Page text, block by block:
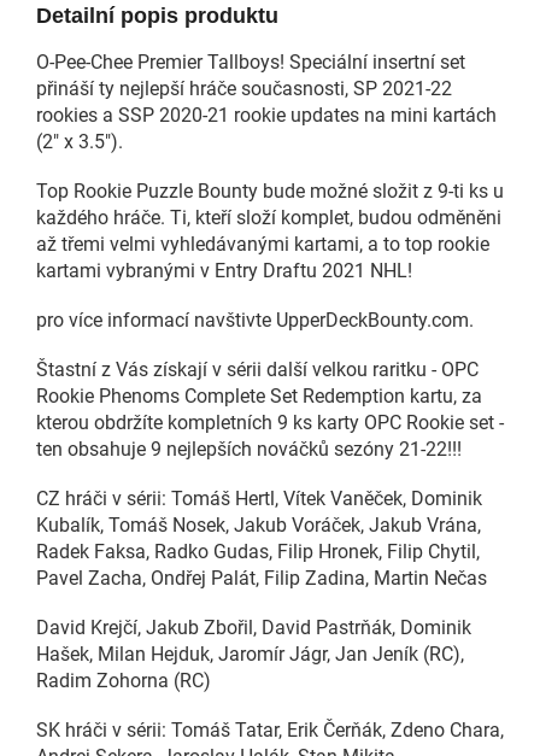
Detailní popis produktu
O-Pee-Chee Premier Tallboys! Speciální insertní set
přináší ty nejlepší hráče současnosti, SP 2021-22
rookies a SSP 2020-21 rookie updates na mini kartách
(2" x 3.5").
Top Rookie Puzzle Bounty bude možné složit z 9-ti ks u
každého hráče. Ti, kteří složí komplet, budou odměněni
až třemi velmi vyhledávanými kartami, a to top rookie
kartami vybranými v Entry Draftu 2021 NHL!
pro více informací navštivte UpperDeckBounty.com.
Štastní z Vás získají v sérii další velkou raritku - OPC
Rookie Phenoms Complete Set Redemption kartu, za
kterou obdržíte kompletních 9 ks karty OPC Rookie set -
ten obsahuje 9 nejlepších nováčků sezóny 21-22!!!
CZ hráči v sérii: Tomáš Hertl, Vítek Vaněček, Dominik
Kubalík, Tomáš Nosek, Jakub Voráček, Jakub Vrána,
Radek Faksa, Radko Gudas, Filip Hronek, Filip Chytil,
Pavel Zacha, Ondřej Palát, Filip Zadina, Martin Nečas
David Krejčí, Jakub Zbořil, David Pastrňák, Dominik
Hašek, Milan Hejduk, Jaromír Jágr, Jan Jeník (RC),
Radim Zohorna (RC)
SK hráči v sérii: Tomáš Tatar, Erik Čerňák, Zdeno Chara,